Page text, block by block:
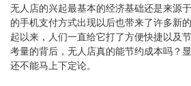
无人店的兴起最基本的经济基础还是来源
的手机支付方式出现以后也带来了许多新
起以来，人们一直给它打了方便快捷以及
考量的背后，无人店真的能节约成本吗？
还不能马上下定论。